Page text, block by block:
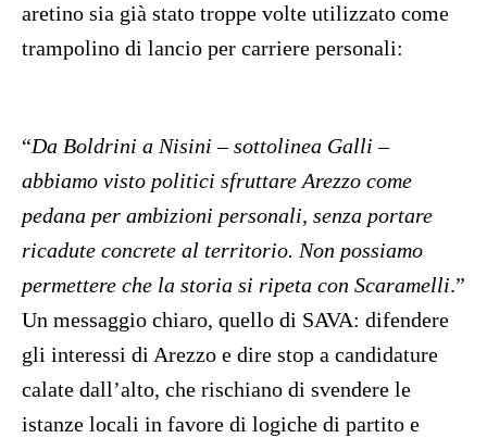
aretino sia già stato troppe volte utilizzato come
trampolino di lancio per carriere personali:
“Da Boldrini a Nisini – sottolinea Galli –
abbiamo visto politici sfruttare Arezzo come
pedana per ambizioni personali, senza portare
ricadute concrete al territorio. Non possiamo
permettere che la storia si ripeta con Scaramelli.”
Un messaggio chiaro, quello di SAVA: difendere
gli interessi di Arezzo e dire stop a candidature
calate dall’alto, che rischiano di svendere le
istanze locali in favore di logiche di partito e